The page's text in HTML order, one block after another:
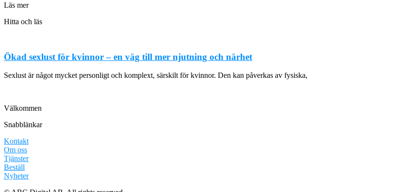
Läs mer
Hitta och läs
Ökad sexlust för kvinnor – en väg till mer njutning och närhet
Sexlust är något mycket personligt och komplext, särskilt för kvinnor. Den kan påverkas av fysiska,
Välkommen
Snabblänkar
Kontakt
Om oss
Tjänster
Beställ
Nyheter